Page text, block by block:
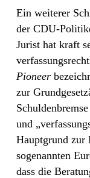
Ein weiterer
der CDU-
Jurist hat kraft
Pioneer
zur
und
Hauptgrund zur
sogenannten
dass die